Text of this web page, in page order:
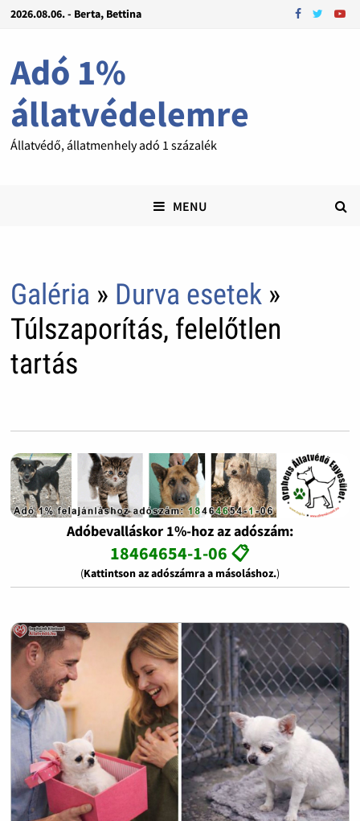
2026.08.06. - Berta, Bettina
Adó 1%
állatvédelemre
Állatvédő, állatmenhely adó 1 százalék
MENU
Galéria » Durva esetek»
Túlszaporítás, felelőtlen
tartás
Adóbevalláskor 1%-hoz az adószám:
18464654-1-06 📋
(Kattintson az adószámra a másoláshoz.)